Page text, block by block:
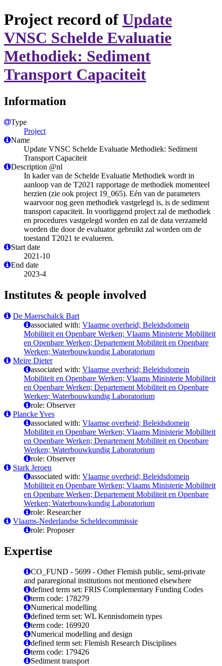
Project record of Update
VNSC Schelde Evaluatie
Methodiek: Sediment
Transport Capaciteit
Information
Type
Project
Name
Update VNSC Schelde Evaluatie Methodiek: Sediment
Transport Capaciteit
Description @nl
​In kader van de Schelde Evaluatie Methodiek wordt in
aanloop van de T2021 rapportage de methodiek momenteel
herzien (zie ook project 19_065). Eén van de parameters
waarvoor nog geen methodiek vastgelegd is, is de sediment
transport capaciteit. In voorliggend project zal de methodiek
en procedures vastgelegd worden en zal de data verzameld
worden die door de evaluator gebruikt zal worden om de
toestand T2021 te evalueren.
Start date
2021-10
End date
2023-4
Institutes & people involved
De Maerschalck Bart
associated with: Vlaamse overheid; Beleidsdomein
Mobiliteit en Openbare Werken; Vlaams Ministerie Mobiliteit
en Openbare Werken; Departement Mobiliteit en Openbare
Werken; Waterbouwkundig Laboratorium
Meire Dieter
associated with: Vlaamse overheid; Beleidsdomein
Mobiliteit en Openbare Werken; Vlaams Ministerie Mobiliteit
en Openbare Werken; Departement Mobiliteit en Openbare
Werken; Waterbouwkundig Laboratorium
role: Observer
Plancke Yves
associated with: Vlaamse overheid; Beleidsdomein
Mobiliteit en Openbare Werken; Vlaams Ministerie Mobiliteit
en Openbare Werken; Departement Mobiliteit en Openbare
Werken; Waterbouwkundig Laboratorium
role: Observer
Stark Jeroen
associated with: Vlaamse overheid; Beleidsdomein
Mobiliteit en Openbare Werken; Vlaams Ministerie Mobiliteit
en Openbare Werken; Departement Mobiliteit en Openbare
Werken; Waterbouwkundig Laboratorium
role: Researcher
Vlaams-Nederlandse Scheldecommissie
role: Proposer
Expertise
CO_FUND - 5699 - Other Flemish public, semi-private
and pararegional institutions not mentioned elsewhere
defined term set: FRIS Complementary Funding Codes
term code: 178279
Numerical modelling
defined term set: WL Kennisdomein types
term code: 169920
Numerical modelling and design
defined term set: Flemish Research Disciplines
term code: 179426
Sediment transport